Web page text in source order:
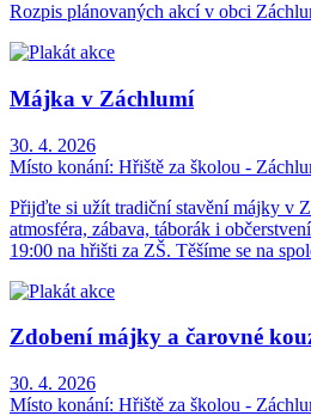
Rozpis plánovaných akcí v obci
Májka v Záchlumí
30. 4. 2026
Místo konání: Hřiště za školou -
Přijďte si užít tradiční stavění májky v
atmosféra, zábava, táborák i
19:00 na hřišti za ZŠ. Těšíme se na
Zdobení májky a čarovné
30. 4. 2026
Místo konání: Hřiště za školou -